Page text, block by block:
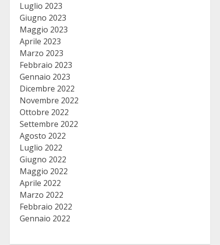
Luglio 2023
Giugno 2023
Maggio 2023
Aprile 2023
Marzo 2023
Febbraio 2023
Gennaio 2023
Dicembre 2022
Novembre 2022
Ottobre 2022
Settembre 2022
Agosto 2022
Luglio 2022
Giugno 2022
Maggio 2022
Aprile 2022
Marzo 2022
Febbraio 2022
Gennaio 2022